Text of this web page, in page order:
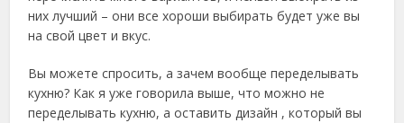
них лучший – они все хороши выбирать будет уже вы
на свой цвет и вкус.
Вы можете спросить, а зачем вообще переделывать
кухню? Как я уже говорила выше, что можно не
переделывать кухню, а оставить дизайн , который вы